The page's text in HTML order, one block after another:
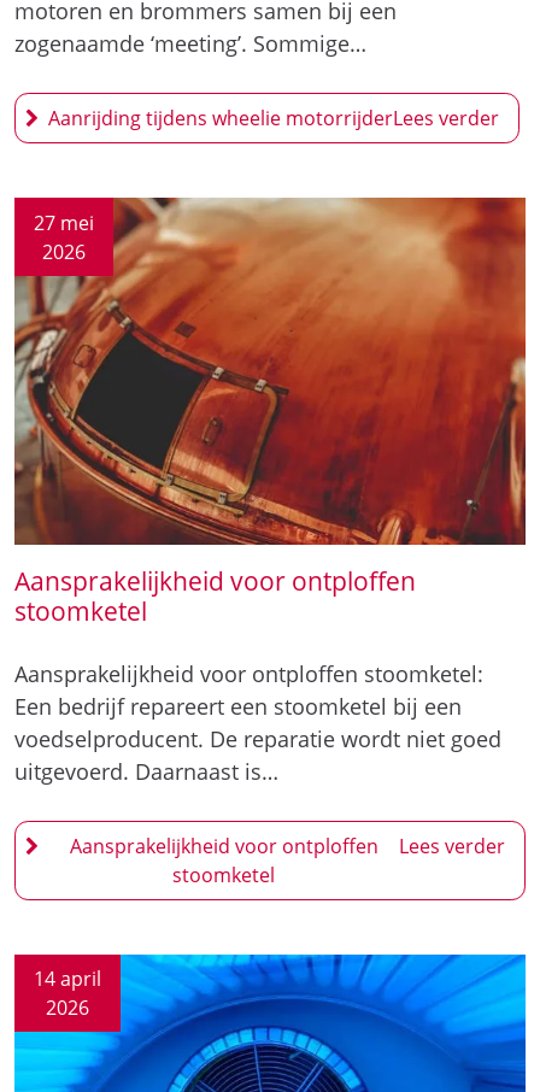
motoren en brommers samen bij een
zogenaamde ‘meeting’. Sommige…
Aanrijding tijdens wheelie motorrijder
27 mei
2026
Aansprakelijkheid voor ontploffen
stoomketel
Aansprakelijkheid voor ontploffen stoomketel:
Een bedrijf repareert een stoomketel bij een
voedselproducent. De reparatie wordt niet goed
uitgevoerd. Daarnaast is…
Aansprakelijkheid voor ontploffen
stoomketel
14 april
2026